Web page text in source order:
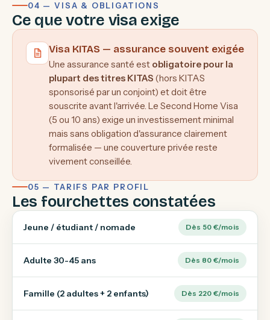
04 — VISA & OBLIGATIONS
Ce que votre visa exige
Visa KITAS — assurance souvent exigée
Une assurance santé est obligatoire pour la
plupart des titres KITAS (hors KITAS
sponsorisé par un conjoint) et doit être
souscrite avant l'arrivée. Le Second Home Visa
(5 ou 10 ans) exige un investissement minimal
mais sans obligation d'assurance clairement
formalisée — une couverture privée reste
vivement conseillée.
05 — TARIFS PAR PROFIL
Les fourchettes constatées
Jeune / étudiant / nomade Dès 50 €/mois
Adulte 30-45 ans Dès 80 €/mois
Famille (2 adultes + 2 enfants) Dès 220 €/mois